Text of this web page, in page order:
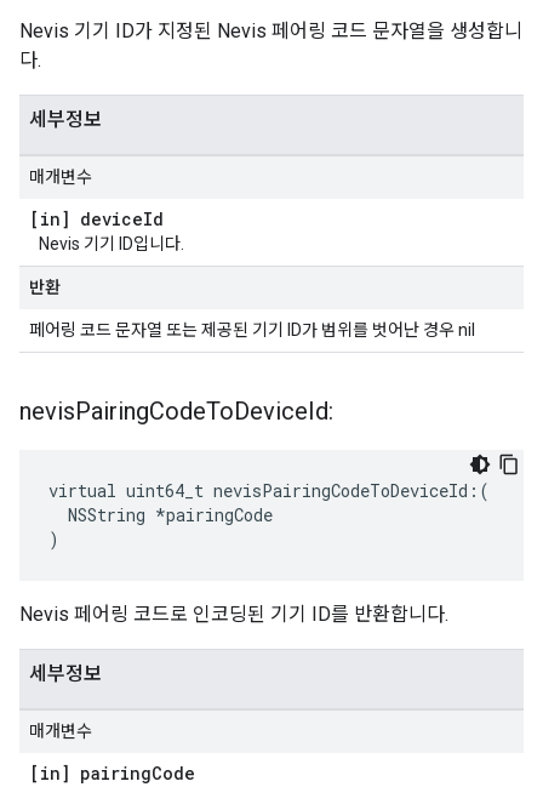
Nevis 기기 ID가 지정된 Nevis 페어링 코드 문자열을 생성합니
다.
세부정보
매개변수
[in] deviceId
Nevis 기기 ID입니다.
반환
페어링 코드 문자열 또는 제공된 기기 ID가 범위를 벗어난 경우 nil
nevisPairingCodeToDeviceId:
virtual uint64_t nevisPairingCodeToDeviceId:(
  NSString *pairingCode
)
Nevis 페어링 코드로 인코딩된 기기 ID를 반환합니다.
세부정보
매개변수
[in] pairingCode